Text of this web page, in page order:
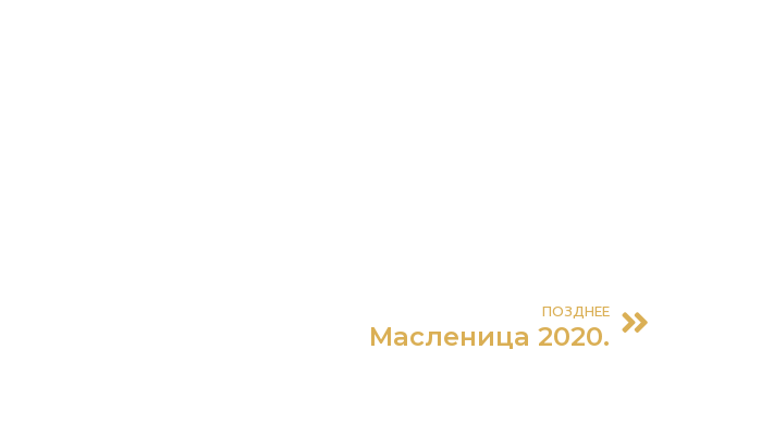
ПОЗДНЕЕ
Масленица 2020.